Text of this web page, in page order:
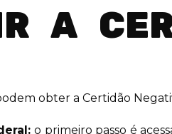
A
obter a Certidão
o primeiro passo é